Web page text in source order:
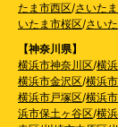
たま市西区/さいた
いたま市桜区/さい
【神奈川県】
横浜市神奈川区/横
横浜市金沢区/横浜
横浜市戸塚区/横浜
浜市保土ヶ谷区/横